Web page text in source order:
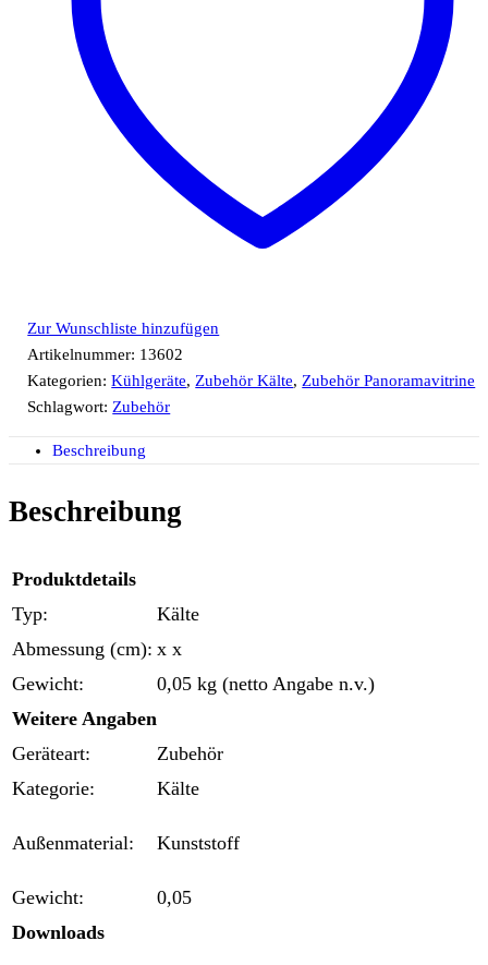
Zur Wunschliste hinzufügen
Artikelnummer: 13602
Kategorien:Kühlgeräte, Zubehör Kälte, Zubehör Panoramavitrine
Schlagwort: Zubehör
Beschreibung
Beschreibung
Produktdetails
Typ:
Kälte
Abmessung (cm): x x
Gewicht:
0,05 kg (netto Angabe n.v.)
Weitere Angaben
Geräteart:
Zubehör
Kategorie:
Kälte
Außenmaterial: Kunststoff
Gewicht:
0,05
Downloads